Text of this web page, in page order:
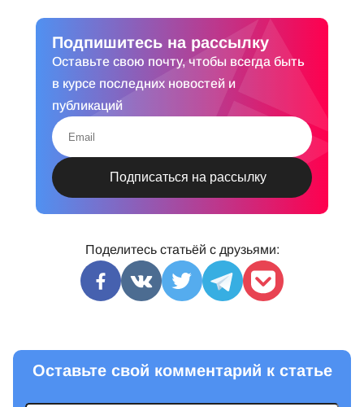
Подпишитесь на рассылку
Оставьте свою почту, чтобы всегда быть
в курсе последних новостей и
публикаций
Поделитесь статьёй с друзьями:
Оставьте свой комментарий к статье